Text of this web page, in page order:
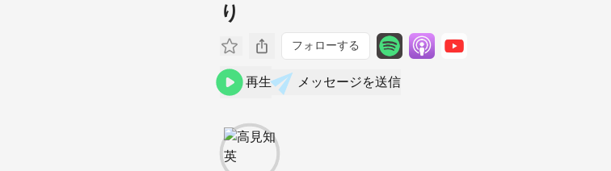
り
フォローする
再生 メッセージを送信